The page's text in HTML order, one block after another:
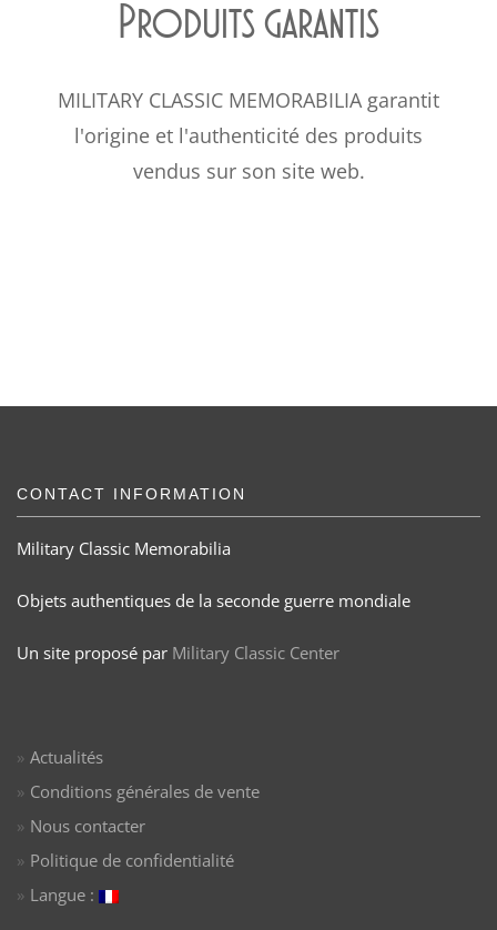
Produits garantis
MILITARY CLASSIC MEMORABILIA garantit
l'origine et l'authenticité des produits
vendus sur son site web.
CONTACT INFORMATION
Military Classic Memorabilia
Objets authentiques de la seconde guerre mondiale
Un site proposé par Military Classic Center
Actualités
Conditions générales de vente
Nous contacter
Politique de confidentialité
Langue :